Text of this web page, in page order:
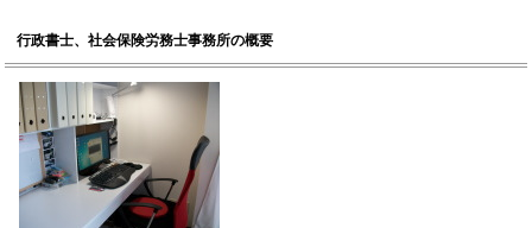
行政書士、社会保険労務士事務所の概要